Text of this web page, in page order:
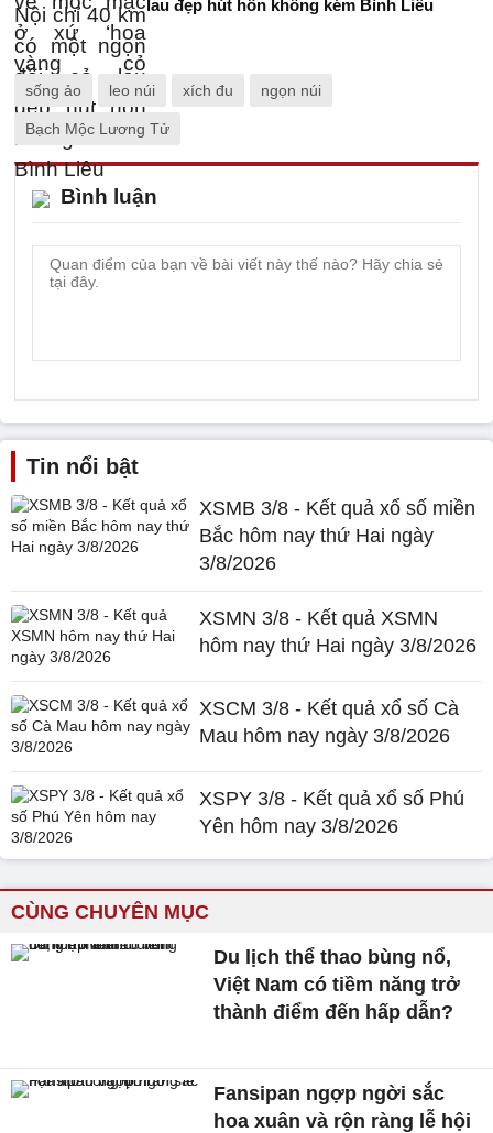
lau đẹp hút hồn không kém Bình Liêu
sống ảo leo núi xích đu ngọn núi
Bạch Mộc Lương Tử
Bình luận
Tin nổi bật
XSMB 3/8 - Kết quả xổ số miền
Bắc hôm nay thứ Hai ngày
3/8/2026
XSMN 3/8 - Kết quả XSMN
hôm nay thứ Hai ngày 3/8/2026
XSCM 3/8 - Kết quả xổ số Cà
Mau hôm nay ngày 3/8/2026
XSPY 3/8 - Kết quả xổ số Phú
Yên hôm nay 3/8/2026
CÙNG CHUYÊN MỤC
Du lịch thể thao bùng nổ,
Việt Nam có tiềm năng trở
thành điểm đến hấp dẫn?
Fansipan ngợp ngời sắc
hoa xuân và rộn ràng lễ hội